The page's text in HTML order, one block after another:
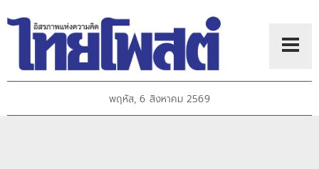
พฤหัส, 6 สิงหาคม 2569